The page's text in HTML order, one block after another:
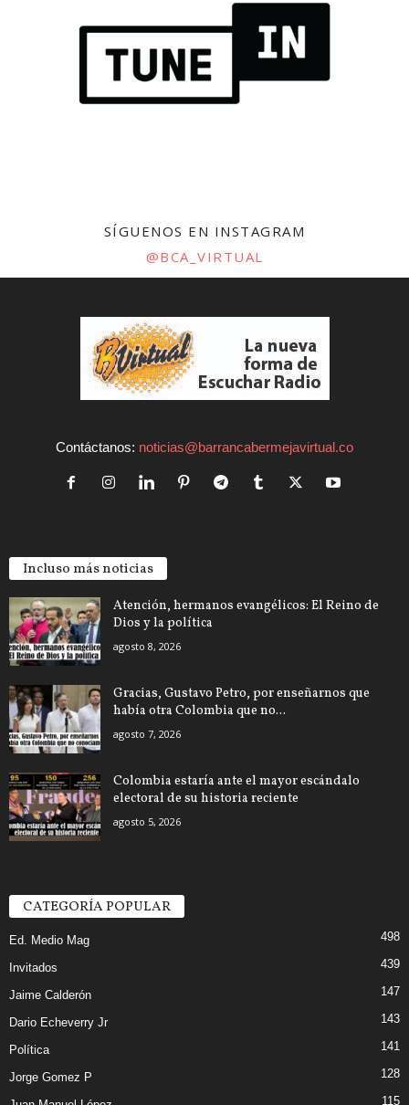
SÍGUENOS EN INSTAGRAM
@BCA_VIRTUAL
Contáctanos: noticias@barrancabermejavirtual.co
Incluso más noticias
Atención, hermanos evangélicos: El Reino de
Dios y la política
agosto 8, 2026
Gracias, Gustavo Petro, por enseñarnos que
había otra Colombia que no...
agosto 7, 2026
Colombia estaría ante el mayor escándalo
electoral de su historia reciente
agosto 5, 2026
CATEGORÍA POPULAR
Ed. Medio Mag 498
Invitados 439
Jaime Calderón 147
Dario Echeverry Jr 143
Política 141
Jorge Gomez P 128
115